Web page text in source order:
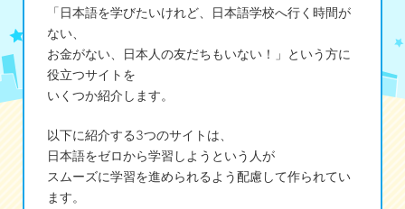
辞書・翻訳 文化・社会 その他
iOSアプリ検索
eなコレ
「日本語を学びたいけれど、日本語学校へ行く時間が
ない、
お金がない、日本人の友だちもいない！」という方に
役立つサイトを
いくつか紹介します。
以下に紹介する3つのサイトは、
日本語をゼロから学習しようという人が
スムーズに学習を進められるよう配慮して作られてい
ます。